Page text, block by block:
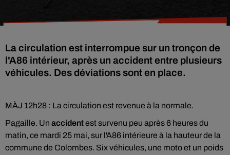
La circulation est interrompue sur un tronçon de
l'A86 intérieur, après un accident entre plusieurs
véhicules. Des déviations sont en place.
MÀJ 12h28 : La circulation est revenue à la normale.
Pagaille. Un accidentest survenu peu après 6 heures du
matin, ce mardi 25 mai, sur l'A86 intérieure à la hauteur de la
commune de Colombes. Six véhicules, une moto et un poids